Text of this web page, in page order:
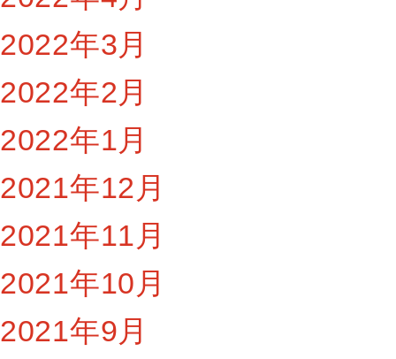
2022年3月
2022年2月
2022年1月
2021年12月
2021年11月
2021年10月
2021年9月